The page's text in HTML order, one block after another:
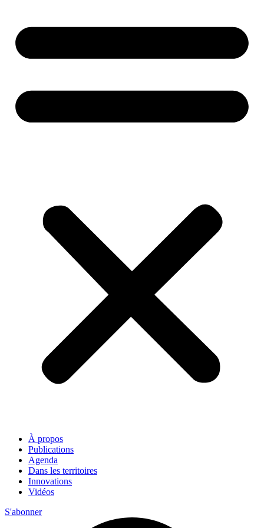
À propos
Publications
Agenda
Dans les territoires
Innovations
Vidéos
S'abonner